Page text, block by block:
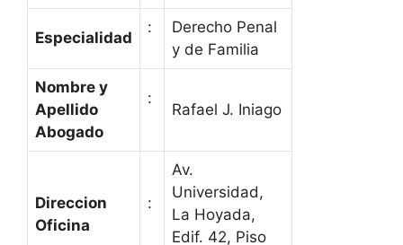
Especialidad
:
Derecho Penal
y de Familia
Nombre y
Apellido
Abogado
:
Rafael J. Iniago
Direccion
Oficina
:
Av.
Universidad,
La Hoyada,
Edif. 42, Piso